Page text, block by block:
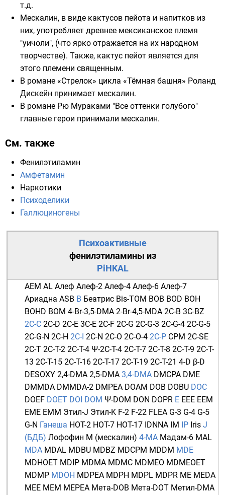
т.д.
Мескалин, в виде кактусов пейота и напитков из
них, употребляет древнее мексиканское племя
"уичоли", (что ярко отражается на их народном
творчестве). Также, кактус пейот является для
этого племени священным.
В романе «Стрелок» цикла «Тёмная башня» Роланд
Дискейн принимает мескалин.
В романе Рю Мураками "Все оттенки голубого"
главные герои принимали мескалин.
См. также
Фенилэтиламин
Амфетамин
Наркотики
Психоделики
Галлюциногены
Психоактивные
фенилэтиламины из
PiHKAL
AEM AL Алеф Алеф-2 Алеф-4 Алеф-6 Алеф-7
Ариадна ASB B Беатрис Bis-TOM BOB BOD BOH
BOHD BOM 4-Br-3,5-DMA 2-Br-4,5-MDA 2C-B 3C-BZ
2C-C 2C-D 2C-E 3C-E 2C-F 2C-G 2C-G-3 2C-G-4 2C-G-5
2C-G-N 2C-H 2C-I 2C-N 2C-O 2C-O-4 2C-P CPM 2C-SE
2C-T 2C-T-2 2C-T-4 Ψ-2C-T-4 2C-T-7 2C-T-8 2C-T-9 2C-T-
13 2C-T-15 2C-T-16 2C-T-17 2C-T-19 2C-T-21 4-D β-D
DESOXY 2,4-DMA 2,5-DMA 3,4-DMA DMCPA DME
DMMDA DMMDA-2 DMPEA DOAM DOB DOBU DOC
DOEF DOET DOI DOM Ψ-DOM DON DOPR E EEE EEM
EME EMM Этил-J Этил-K F-2 F-22 FLEA G-3 G-4 G-5
G-N Ганеша HOT-2 HOT-7 HOT-17 IDNNA IM IP Iris J
(БДБ) Лофофин М (мескалин) 4-MA Мадам-6 MAL
MDA MDAL MDBU MDBZ MDCPM MDDM MDE
MDHOET MDIP MDMA MDMC MDMEO MDMEOET
MDMP MDOH MDPEA MDPH MDPL MDPR ME MEDA
MEE MEM MEPEA Мета-DOB Мета-DOT Метил-DMA